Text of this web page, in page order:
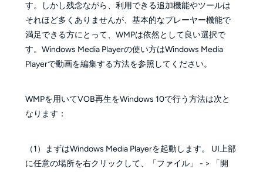
す。しかし残念ながら、利用できる追加機能やツールは
それほど多くありませんが、基本的なプレーヤー機能で
満足できる方にとって、WMPは依然として良い選択で
す。Windows Media Playerの使い方はWindows Media
Playerで動画を編集する方法を参照してください。
WMPを用いてVOB再生をWindows 10で行う方法は次と
なります：
（1）まずはWindows Media Playerを起動します。 UI上部
に任意の場所を右クリックして、「ファイル」 - > 「開